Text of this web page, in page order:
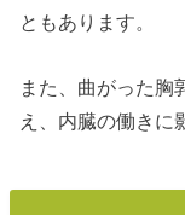
ともあります。
また、曲がった胸
え、内臓の働きに